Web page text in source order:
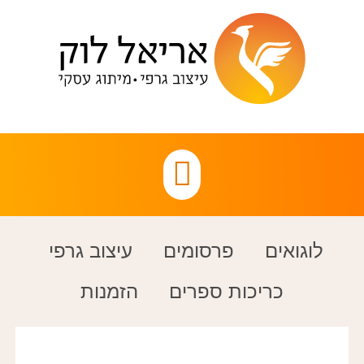
לוגואים פרסומים
עיצוב גרפי
כריכות ספרים
הזמנות